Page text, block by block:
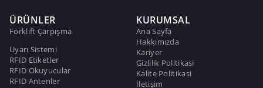
ÜRÜNLER
Forklift Çarpışma
Uyarı Sistemi
RFID Etiketler
RFID Okuyucular
RFID Antenler
KURUMSAL
Ana Sayfa
Hakkımızda
Kariyer
Gizlilik Politikasi
Kalite Politikasi
İletişim